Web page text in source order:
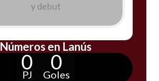
y debut
Números en Lanús
0
PJ
0
Goles